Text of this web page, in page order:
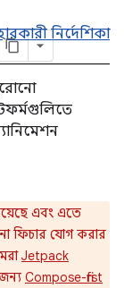
নির্দেশিকা
এবং এতে
ফিচার যোগ করার
Jetpack
Compose-first